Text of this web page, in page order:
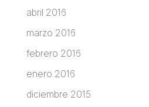
abril 2016
marzo 2016
febrero 2016
enero 2016
diciembre 2015